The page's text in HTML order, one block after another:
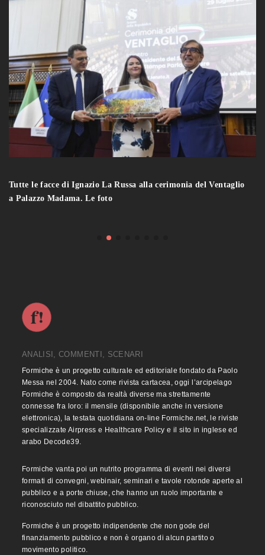
Tutte le facce di Ignazio La Russa alla cerimonia del Ventaglio
a Palazzo Madama. Le foto
ANALISI, COMMENTI, SCENARI
Formiche è un progetto culturale ed editoriale fondato da Paolo
Messa nel 2004. Nato come rivista cartacea, oggi l’arcipelago
Formiche è composto da realtà diverse ma strettamente
connesse fra loro: il mensile (disponibile anche in versione
elettronica), la testata quotidiana on-line Formiche.net, le riviste
specializzate Airpress e Healthcare Policy e il sito in inglese ed
arabo Decode39.
Formiche vanta poi un nutrito programma di eventi nei diversi
formati di convegni, webinair, seminari e tavole rotonde aperte al
pubblico e a porte chiuse, che hanno un ruolo importante e
riconosciuto nel dibattito pubblico.
Formiche è un progetto indipendente che non gode del
finanziamento pubblico e non è organo di alcun partito o
movimento politico.